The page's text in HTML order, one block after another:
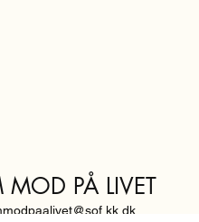
MOD PÅ LIVET